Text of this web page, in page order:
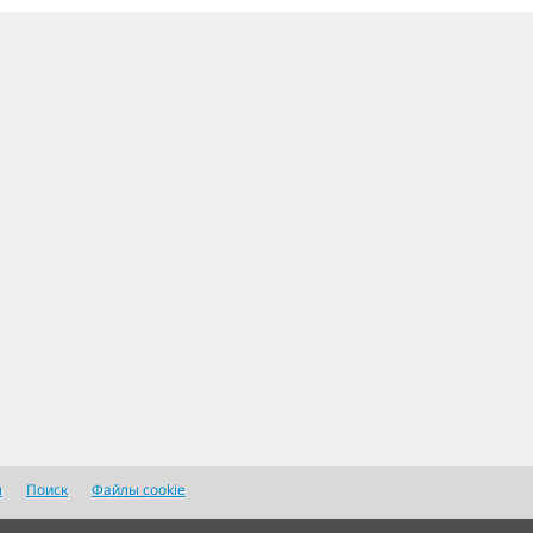
Поиск Файлы cookie